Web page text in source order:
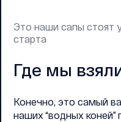
Это наши сапы стоят
старта
Где мы
Конечно, это самый
наших “водных